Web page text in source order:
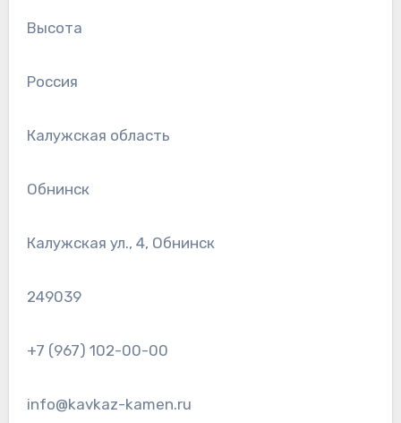
Высота
Россия
Калужская область
Обнинск
Калужская ул., 4, Обнинск
249039
+7 (967) 102-00-00
info@kavkaz-kamen.ru